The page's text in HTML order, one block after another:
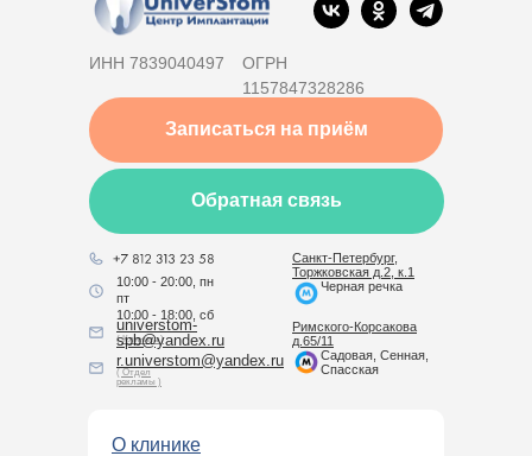
ИНН 7839040497
ОГРН
1157847328286
Записаться на приём
Обратная связь
r.universtom@yandex.ru
( Отдел
рекламы )
universtom-
spb@yandex.ru
( Клиника )
10:00 - 20:00, пн
пт
10:00 - 18:00, сб
О клинике
Санкт-Петербург,
Торжковская д.2, к.1
Черная речка
Римского-Корсакова
д.65/11
Садовая, Сенная,
Спасская